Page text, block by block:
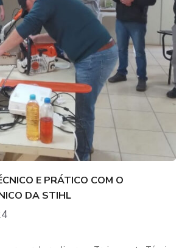
E PRÁTICO COM O
DA STIHL